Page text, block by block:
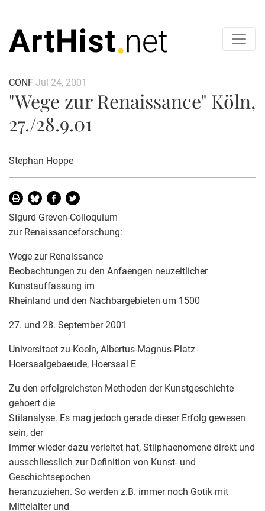
CONF Jul 24, 2001
"Wege zur Renaissance" Köln,
27./28.9.01
Stephan Hoppe
Sigurd Greven-Colloquium
zur Renaissanceforschung:
Wege zur Renaissance
Beobachtungen zu den Anfaengen neuzeitlicher
Kunstauffassung im
Rheinland und den Nachbargebieten um 1500
27. und 28. September 2001
Universitaet zu Koeln, Albertus-Magnus-Platz
Hoersaalgebaeude, Hoersaal E
Zu den erfolgreichsten Methoden der Kunstgeschichte
gehoert die
Stilanalyse. Es mag jedoch gerade dieser Erfolg gewesen
sein, der
immer wieder dazu verleitet hat, Stilphaenomene direkt und
ausschliesslich zur Definition von Kunst- und
Geschichtsepochen
heranzuziehen. So werden z.B. immer noch Gotik mit
Mittelalter und